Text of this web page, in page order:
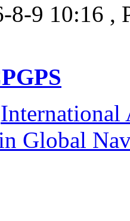
8-9 10:16 ,
International
Global